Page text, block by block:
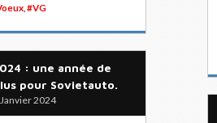
#VG
: une année de
pour Sovietauto.
2024